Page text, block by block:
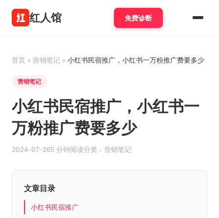
红人馆 免费诊断
首页 » 营销笔记 » 小红书民宿推广，小红书一万粉推广费要多少
营销笔记
小红书民宿推广，小红书一
万粉推广费要多少
2024-07-265 分钟阅读分类：营销笔记
文章目录
小红书民宿推广